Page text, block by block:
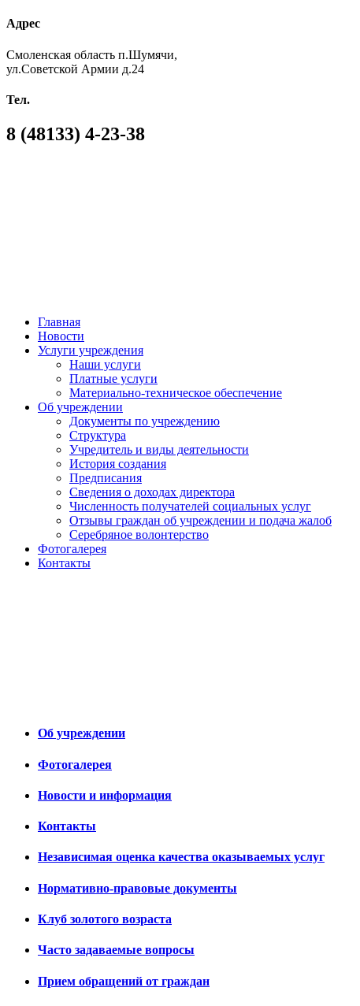
Адрес
Смоленская область п.Шумячи,
ул.Советской Армии д.24
Тел.
8 (48133) 4-23-38
Главная
Новости
Услуги учреждения
Наши услуги
Платные услуги
Материально-техническое обеспечение
Об учреждении
Документы по учреждению
Структура
Учредитель и виды деятельности
История создания
Предписания
Сведения о доходах директора
Численность получателей социальных услуг
Отзывы граждан об учреждении и подача жалоб
Серебряное волонтерство
Фотогалерея
Контакты
Об учреждении
Фотогалерея
Новости и информация
Контакты
Независимая оценка качества оказываемых услуг
Нормативно-правовые документы
Клуб золотого возраста
Часто задаваемые вопросы
Прием обращений от граждан